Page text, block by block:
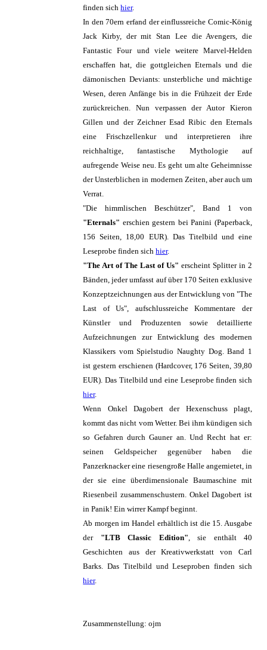
finden sichhier.
In den 70ern erfand der einflussreiche Comic-König
Jack Kirby, der mit Stan Lee die Avengers, die
Fantastic Four und viele weitere Marvel-Helden
erschaffen hat, die gottgleichen Eternals und die
dämonischen Deviants: unsterbliche und mächtige
Wesen, deren Anfänge bis in die Frühzeit der Erde
zurückreichen. Nun verpassen der Autor Kieron
Gillen und der Zeichner Esad Ribic den Eternals
eine Frischzellenkur und interpretieren ihre
reichhaltige, fantastische Mythologie auf
aufregende Weise neu. Es geht um alte Geheimnisse
der Unsterblichen in modernen Zeiten, aber auch um
Verrat.
"Die himmlischen Beschützer", Band 1 von
"Eternals" erschien gestern bei Panini (Paperback,
156 Seiten, 18,00 EUR). Das Titelbild und eine
Leseprobe finden sichhier.
"The Art of The Last of Us" erscheint Splitter in 2
Bänden, jeder umfasst auf über 170 Seiten exklusive
Konzeptzeichnungen aus der Entwicklung von "The
Last of Us", aufschlussreiche Kommentare der
Künstler und Produzenten sowie detaillierte
Aufzeichnungen zur Entwicklung des modernen
Klassikers vom Spielstudio Naughty Dog. Band 1
ist gestern erschienen (Hardcover, 176 Seiten, 39,80
EUR). Das Titelbild und eine Leseprobe finden sich
hier.
Wenn Onkel Dagobert der Hexenschuss plagt,
kommt das nicht vom Wetter. Bei ihm kündigen sich
so Gefahren durch Gauner an. Und Recht hat er:
seinen Geldspeicher gegenüber haben die
Panzerknacker eine riesengroße Halle angemietet, in
der sie eine überdimensionale Baumaschine mit
Riesenbeil zusammenschustern. Onkel Dagobert ist
in Panik! Ein wirrer Kampf beginnt.
Ab morgen im Handel erhältlich ist die 15. Ausgabe
der"LTB Classic Edition" , sie enthält 40
Geschichten aus der Kreativwerkstatt von Carl
Barks. Das Titelbild und Leseproben finden sich
hier.
Zusammenstellung: ojm